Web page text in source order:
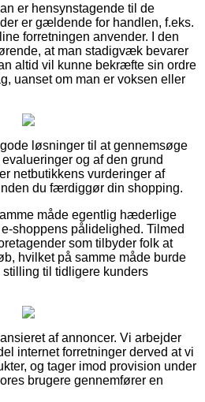
er hensynstagende til de
er gældende for handlen, f.eks.
forretningen anvender. I den
at man stadigvæk bevarer
altid vil kunne bekræfte sin ordre
uanset om man er voksen eller
løsninger til at gennemsøge
og af den grund
netbutikkens vurderinger af
du færdiggør din shopping.
måde egentlig hæderlige
shoppens pålidelighed. Tilmed
som tilbyder folk at
hvilket på samme måde burde
til tidligere kunders
af annoncer. Vi arbejder
internet forretninger derved at vi
og tager imod provision under
brugere gennemfører en